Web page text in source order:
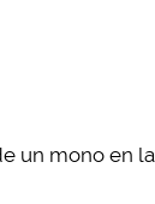
un mono en